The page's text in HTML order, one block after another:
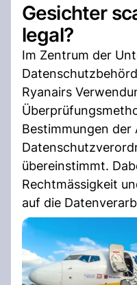
Gesichter
legal?
Im Zentrum der
Ryanairs
Bestimmungen der
übereinstimmt.
Rechtmässigkeit
auf die